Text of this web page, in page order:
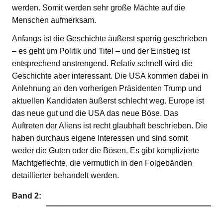
werden. Somit werden sehr große Mächte auf die
Menschen aufmerksam.
Anfangs ist die Geschichte äußerst sperrig geschrieben
– es geht um Politik und Titel – und der Einstieg ist
entsprechend anstrengend. Relativ schnell wird die
Geschichte aber interessant. Die USA kommen dabei in
Anlehnung an den vorherigen Präsidenten Trump und
aktuellen Kandidaten äußerst schlecht weg. Europe ist
das neue gut und die USA das neue Böse. Das
Auftreten der Aliens ist recht glaubhaft beschrieben. Die
haben durchaus eigene Interessen und sind somit
weder die Guten oder die Bösen. Es gibt komplizierte
Machtgeflechte, die vermutlich in den Folgebänden
detaillierter behandelt werden.
Band 2: